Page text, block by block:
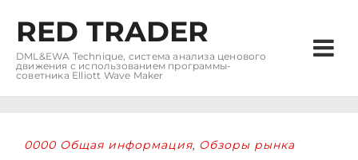
RED TRADER
DML&EWA Technique, система анализа ценового
движения с использованием программы-
советника Elliott Wave Maker
0000 Общая информация, Обзоры рынка